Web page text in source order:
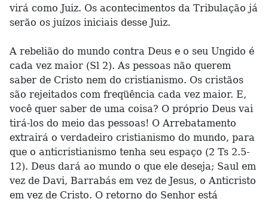
virá como Juiz. Os acontecimentos da Tribulação já
serão os juízos iniciais desse Juiz.
A rebelião do mundo contra Deus e o seu Ungido é
cada vez maior (Sl 2). As pessoas não querem
saber de Cristo nem do cristianismo. Os cristãos
são rejeitados com freqüência cada vez maior. E,
você quer saber de uma coisa? O próprio Deus vai
tirá-los do meio das pessoas! O Arrebatamento
extrairá o verdadeiro cristianismo do mundo, para
que o anticristianismo tenha seu espaço (2 Ts 2.5-
12). Deus dará ao mundo o que ele deseja; Saul em
vez de Davi, Barrabás em vez de Jesus, o Anticristo
em vez de Cristo. O retorno do Senhor está